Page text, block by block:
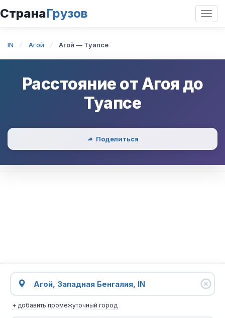
СтранаГрузов
IN Агой Агой — Туапсе
Расстояние отАгоя до
Туапсе
Поделиться
+ добавить промежуточный город